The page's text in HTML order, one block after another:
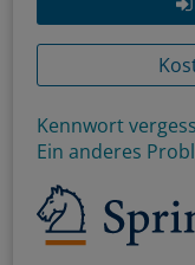
Kennwort
Ein anderes